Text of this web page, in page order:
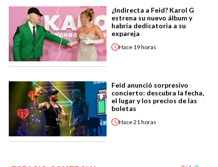
¿Indirecta a Feid? Karol G
estrena su nuevo álbum y
habría dedicatoria a su
expareja
Hace 19 horas
Feid anunció sorpresivo
concierto: descubra la fecha,
el lugar y los precios de las
boletas
Hace21 horas